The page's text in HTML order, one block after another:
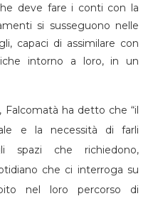
deve fare i conti con la
si susseguono nelle
capaci di assimilare con
intorno a loro, in un
ha detto che “il
e la necessità di farli
spazi che richiedono,
che ci interroga su
nel loro percorso di